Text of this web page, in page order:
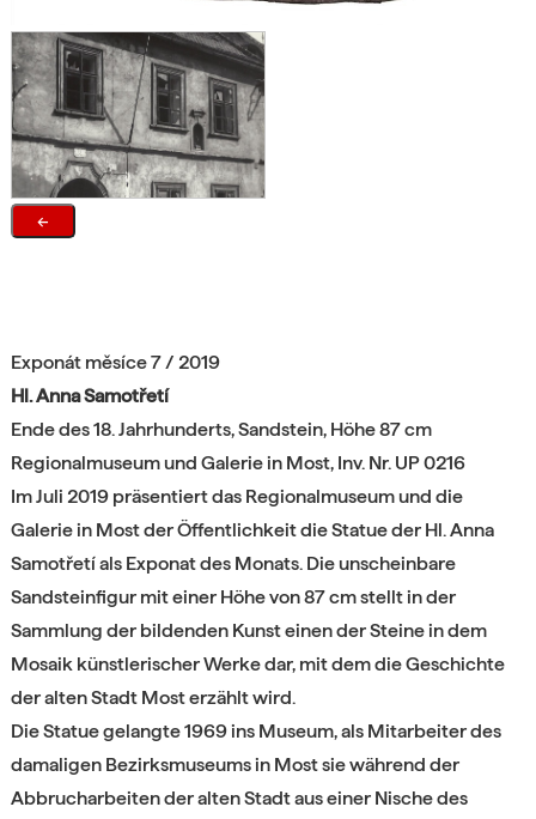
←
Exponát měsíce 7 / 2019
Hl. Anna Samotřetí
Ende des 18. Jahrhunderts, Sandstein, Höhe 87 cm
Regionalmuseum und Galerie in Most, Inv. Nr. UP 0216
Im Juli 2019 präsentiert das Regionalmuseum und die
Galerie in Most der Öffentlichkeit die Statue der Hl. Anna
Samotřetí als Exponat des Monats. Die unscheinbare
Sandsteinfigur mit einer Höhe von 87 cm stellt in der
Sammlung der bildenden Kunst einen der Steine in dem
Mosaik künstlerischer Werke dar, mit dem die Geschichte
der alten Stadt Most erzählt wird.
Die Statue gelangte 1969 ins Museum, als Mitarbeiter des
damaligen Bezirksmuseums in Most sie während der
Abbrucharbeiten der alten Stadt aus einer Nische des